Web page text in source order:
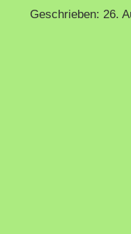
Geschrieben: 26.